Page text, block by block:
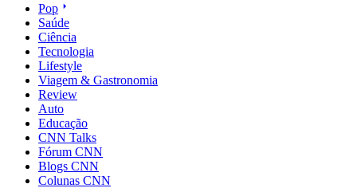
Pop
Saúde
Ciência
Tecnologia
Lifestyle
Viagem & Gastronomia
Review
Auto
Educação
CNN Talks
Fórum CNN
Blogs CNN
Colunas CNN